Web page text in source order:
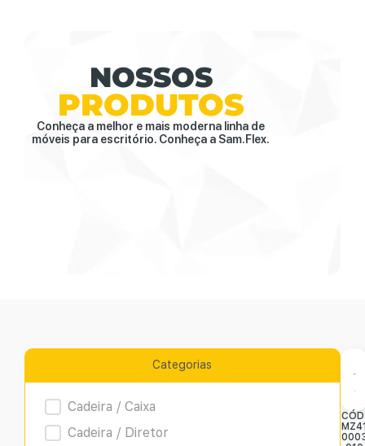
NOSSOS
PRODUTOS
Conheça a melhor e mais moderna linha de
móveis para escritório. Conheça a Sam.Flex.
Categorias
Product Archive
Cadeira / Caixa
Cadeira / Diretor